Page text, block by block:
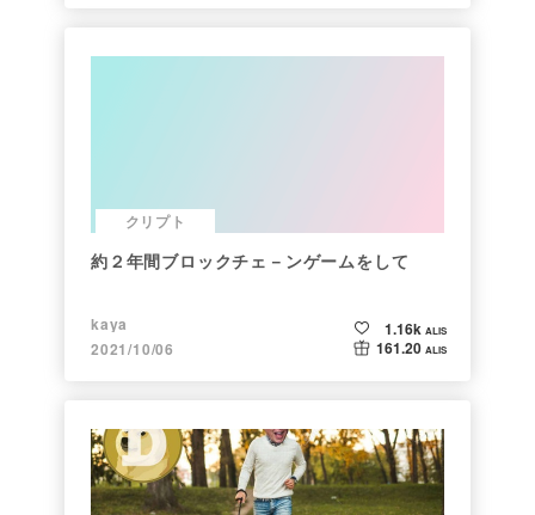
クリプト
約２年間ブロックチェ－ンゲームをして
kaya
2021/10/06
1.16k ALIS
161.20 ALIS